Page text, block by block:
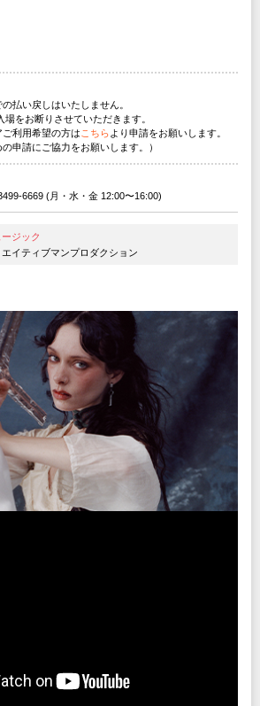
払い戻しはいたしません。
をお断りさせていただきます。
利用希望の方は こちら より申請をお願いします。
申請にご協力をお願いします。）
6669 (月・水・金 12:00〜16:00)
ジック
イティブマンプロダクション